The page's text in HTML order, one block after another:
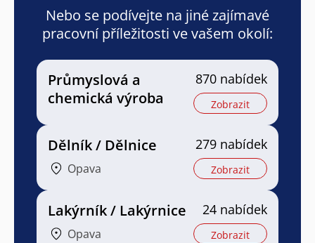
Nebo se podívejte na jiné zajímavé
pracovní příležitosti ve vašem okolí:
Průmyslová a
chemická výroba
870 nabídek
Zobrazit
Dělník / Dělnice
Opava
279 nabídek
Zobrazit
Lakýrník / Lakýrnice
Opava
24 nabídek
Zobrazit